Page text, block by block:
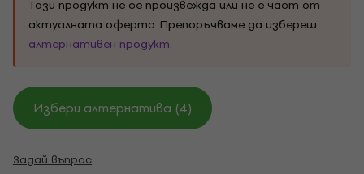
Този продукт не се произвежда или не е част от
актуалната оферта. Препоръчваме да избереш
алтернативен продукт.
Избери алтернатива (4)
Задай въпрос